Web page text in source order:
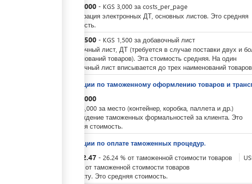
3,000 - KGS 3,000 за costs_per_page
Регистрация электронных ДТ, основных листов. Это средняя
стоимость.
1,500 - KGS 1,500 за добавочный лист
Добавочный лист, ДТ (требуется в случае поставки двух и
наименований товаров). Эта стоимость средняя. На один
добавочный лист вписывается до трех наименований
Операции по таможенному оформлению товаров и
8,000
8,000 за место (контейнер, коробка, паллета и др.)
Прохождение таможенных формальностей за клиента. Это
средняя стоимость.
Операции по оплате таможенных процедур.
52.47 - 26.24 % от таможенной стоимости товаров
от таможенной стоимости товаров
По факту. Это средняя стоимость.